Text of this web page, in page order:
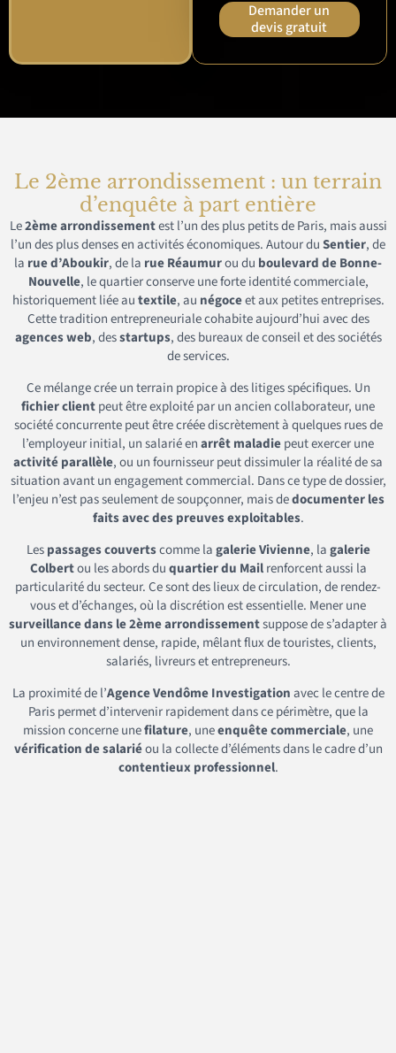
Demander un
devis gratuit
Le 2ème arrondissement : un terrain
d’enquête à part entière
Le2ème arrondissementest l’un des plus petits de Paris, mais aussi
l’un des plus denses en activités économiques. Autour duSentier, de
la rue d’Aboukir, de la rue Réaumurou du boulevard de Bonne-
Nouvelle, le quartier conserve une forte identité commerciale,
historiquement liée autextile, au négoceet aux petites entreprises.
Cette tradition entrepreneuriale cohabite aujourd’hui avec des
agences web, desstartups, des bureaux de conseil et des sociétés
de services.
Ce mélange crée un terrain propice à des litiges spécifiques. Un
fichier clientpeut être exploité par un ancien collaborateur, une
société concurrente peut être créée discrètement à quelques rues de
l’employeur initial, un salarié enarrêt maladiepeut exercer une
activité parallèle, ou un fournisseur peut dissimuler la réalité de sa
situation avant un engagement commercial. Dans ce type de dossier,
l’enjeu n’est pas seulement de soupçonner, mais dedocumenter les
faits avec des preuves exploitables.
Lespassages couvertscomme lagalerie Vivienne, lagalerie
Colbertou les abords duquartier du Mailrenforcent aussi la
particularité du secteur. Ce sont des lieux de circulation, de rendez-
vous et d’échanges, où la discrétion est essentielle. Mener une
surveillance dans le 2ème arrondissementsuppose de s’adapter à
un environnement dense, rapide, mêlant flux de touristes, clients,
salariés, livreurs et entrepreneurs.
La proximité de l’Agence Vendôme Investigationavec le centre de
Paris permet d’intervenir rapidement dans ce périmètre, que la
mission concerne unefilature, uneenquête commerciale, une
vérification de salariéou la collecte d’éléments dans le cadre d’un
contentieux professionnel.